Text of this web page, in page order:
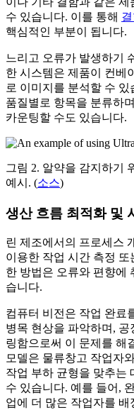
수 있습니다. 이를 통해
핵심적인 부분이 됩니다.
느리고 오류가 발생하기
한 시스템은 제품이 컨베
로 이미지를 분석할 수
품질별로 항목을 분류하
카운팅할 수도 있습니다.
그림 2. 알약을 감지하기
예시. (소스)
생산 흐름 최적화 및
린 제조에서의 프로세스
이용한 작업 시간 측정
한 방법은 오류와 편향에
습니다.
컴퓨터 비전은 작업 완료
병목 현상을 파악하며,
링함으로써 이 문제를 해
모델은 물류창고 작업자
작업 부하 균형을 맞추는
수 있습니다. 예를 들어,
업에 더 많은 작업자를 배